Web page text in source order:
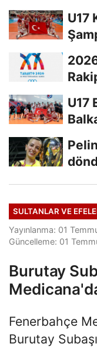
U17
U17
SULTANLAR VE
Yayınlanma: 01
Güncelleme: 01
Burutay
Fenerbahçe
Burutay